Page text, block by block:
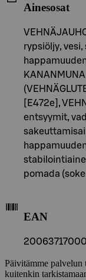
Ainesosat
rypsiöljy,
[E472e],
entsyymit,
pomada
EAN
Päivitämme palvelun
kuitenkin